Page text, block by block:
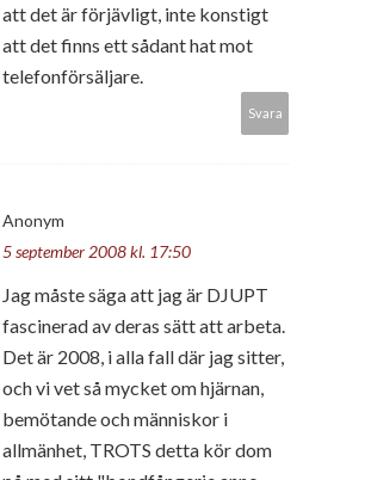
att det är förjävligt, inte konstigt
att det finns ett sådant hat mot
telefonförsäljare.
Svara
Anonym
5 september 2008 kl. 17:50
Jag måste säga att jag är DJUPT
fascinerad av deras sätt att arbeta.
Det är 2008, i alla fall där jag sitter,
och vi vet så mycket om hjärnan,
bemötande och människor i
allmänhet, TROTS detta kör dom